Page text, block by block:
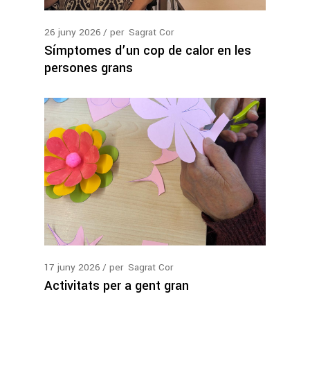
26 juny 2026 per Sagrat Cor
Símptomes d’un cop de calor en les
persones grans
17 juny 2026 per Sagrat Cor
Activitats per a gent gran